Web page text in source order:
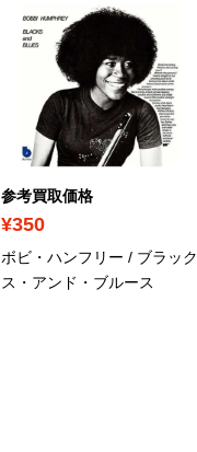
参考買取価格
¥350
ボビ・ハンフリー / ブラック
ス・アンド・ブルース